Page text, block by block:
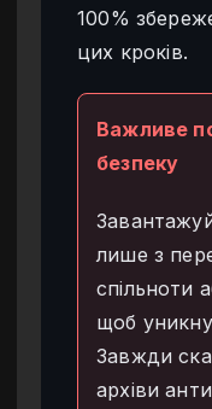
100%
цих кроків.
Важливе
безпеку
лише з
спільноти
щоб
Завжди
архіви